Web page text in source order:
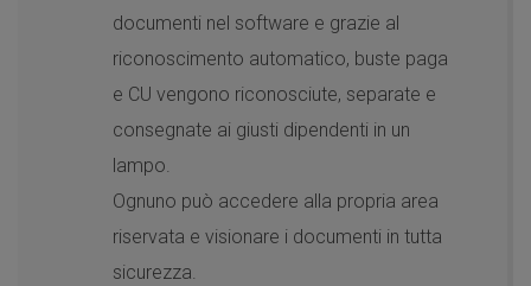
documenti nel software e grazie al
riconoscimento automatico, buste paga
e CU vengono riconosciute, separate e
consegnate ai giusti dipendenti in un
lampo.
Ognuno può accedere alla propria area
riservata e visionare i documenti in tutta
sicurezza.